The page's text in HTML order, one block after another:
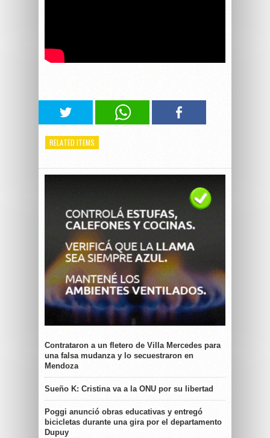
RELATED ITEMS
Contrataron a un fletero de Villa Mercedes para
una falsa mudanza y lo secuestraron en
Mendoza
Sueño K: Cristina va a la ONU por su libertad
Poggi anunció obras educativas y entregó
bicicletas durante una gira por el departamento
Dupuy